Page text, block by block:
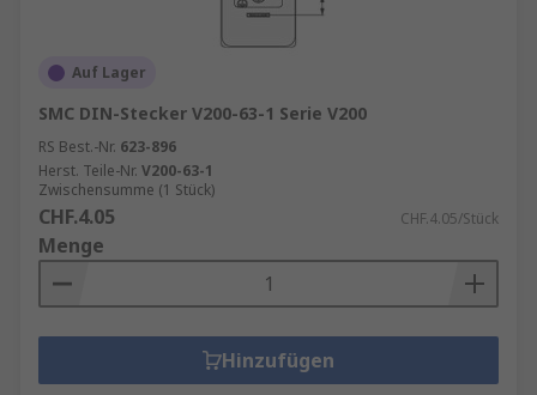
Auf Lager
SMC DIN-Stecker V200-63-1 Serie V200
RS Best.-Nr. 623-896
Herst. Teile-Nr. V200-63-1
Zwischensumme (1 Stück)
CHF.4.05 CHF.4.05/Stück
Menge
Hinzufügen